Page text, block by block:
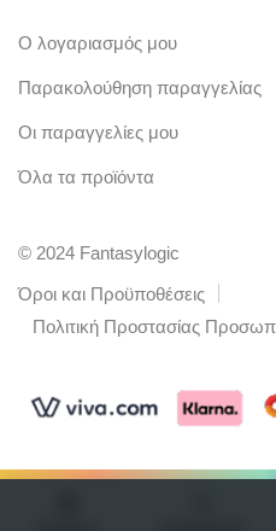
Ο λογαριασμός μου
Παρακολούθηση παραγγελίας
Οι παραγγελίες μου
Όλα τα προϊόντα
© 2024 Fantasylogic
Όροι και Προϋποθέσεις
Πολιτική Προστασίας